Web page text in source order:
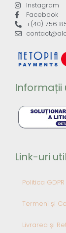
Instagram
Facebook
+(40) 756
Informații
Link-uri
Politica GDPR
Termeni și
Livrarea și